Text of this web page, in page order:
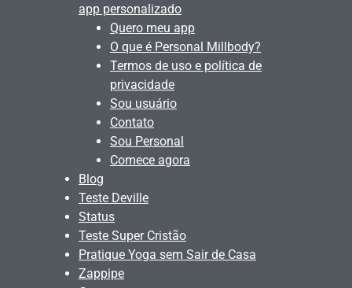
app personalizado
Quero meu app
O que é Personal Millbody?
Termos de uso e política de
privacidade
Sou usuário
Contato
Sou Personal
Comece agora
Blog
Teste Deville
Status
Teste Super Cristão
Pratique Yoga sem Sair de Casa
Zappipe